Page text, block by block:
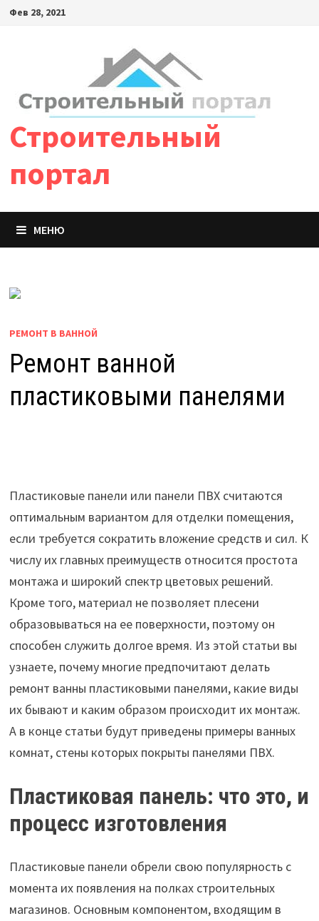
Фев 28, 2021
Строительный
портал
МЕНЮ
РЕМОНТ В ВАННОЙ
Ремонт ванной
пластиковыми панелями
Пластиковые панели или панели ПВХ считаются
оптимальным вариантом для отделки помещения,
если требуется сократить вложение средств и сил. К
числу их главных преимуществ относится простота
монтажа и широкий спектр цветовых решений.
Кроме того, материал не позволяет плесени
образовываться на ее поверхности, поэтому он
способен служить долгое время. Из этой статьи вы
узнаете, почему многие предпочитают делать
ремонт ванны пластиковыми панелями, какие виды
их бывают и каким образом происходит их монтаж.
А в конце статьи будут приведены примеры ванных
комнат, стены которых покрыты панелями ПВХ.
Пластиковая панель: что это, и
процесс изготовления
Пластиковые панели обрели свою популярность с
момента их появления на полках строительных
магазинов. Основным компонентом, входящим в